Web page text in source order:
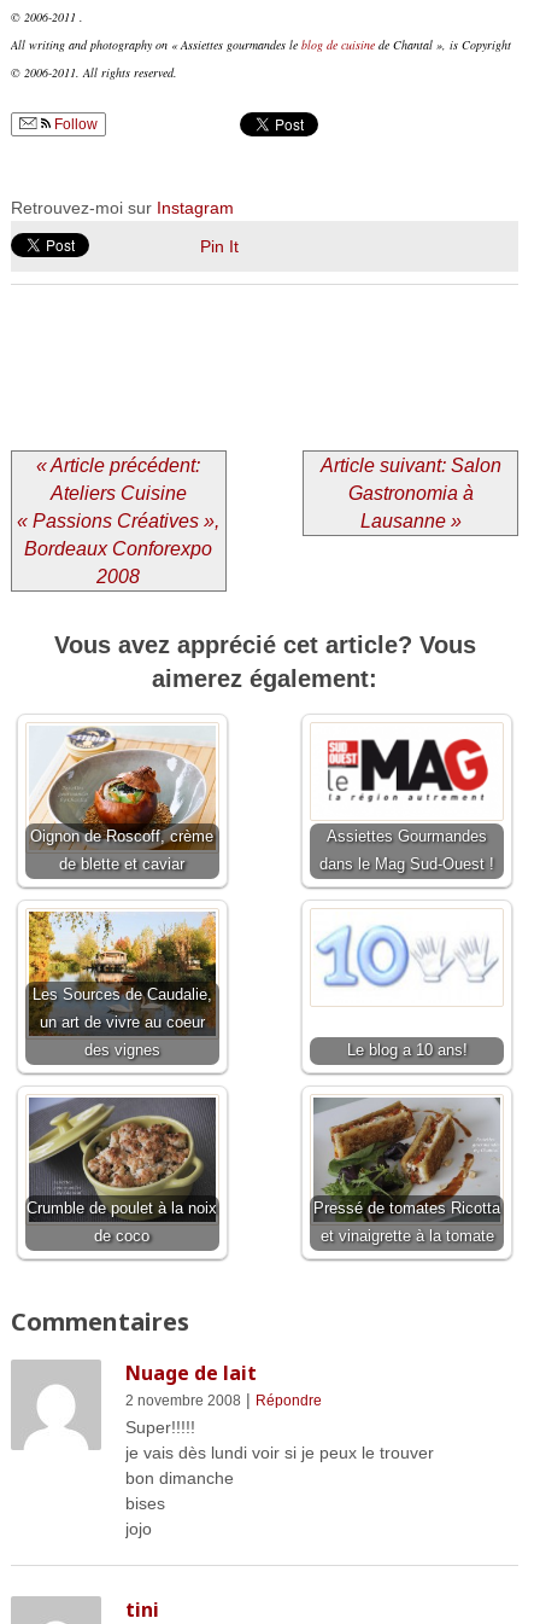
© 2006-2011 .
All writing and photography on « Assiettes gourmandes le blog de cuisinede Chantal », is Copyright
© 2006-2011. All rights reserved.
Follow
Retrouvez-moi sur Instagram
Pin It
« Article précédent:
Ateliers Cuisine
« Passions Créatives »,
Bordeaux Conforexpo
2008
Article suivant: Salon
Gastronomia à
Lausanne »
Vous avez apprécié cet article? Vous
aimerez également:
Oignon de Roscoff, crème
de blette et caviar
Assiettes Gourmandes
dans le Mag Sud-Ouest !
Les Sources de Caudalie,
un art de vivre au coeur
des vignes
Le blog a 10 ans!
Crumble de poulet à la noix
de coco
Pressé de tomates Ricotta
et vinaigrette à la tomate
Commentaires
Nuage de lait
2 novembre 2008 | Répondre
Super!!!!!
je vais dès lundi voir si je peux le trouver
bon dimanche
bises
jojo
tini